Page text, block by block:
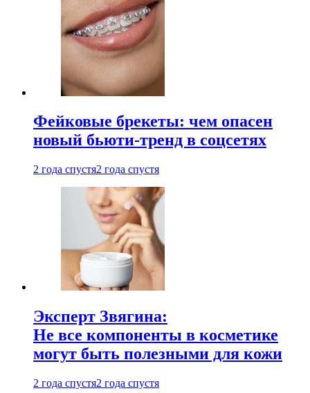
Фейковые брекеты: чем опасен
новый бьюти-тренд в соцсетях
2 года спустя2 года спустя
Эксперт Звягина:
Не все компоненты в косметике
могут быть полезными для кожи
2 года спустя2 года спустя